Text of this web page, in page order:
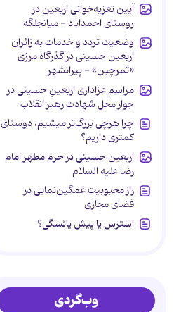
آیین تعزیه‌خوانی اربعین در
روستای احمدآباد - میانجلگه
وضعیت تردد و خدمات به زائران
اربعین حسینی در گذرگاه مرزی
«تمرچین» - پیرانشهر
مراسم عزاداری اربعینِ حسینی در
جوار محل شهادت رهبر انقلاب
چرا هرچی بزرگ‌تر میشیم، دوستای
کمتری داریم؟
اربعین حسینی در حرم مطهر امام
رضا علیه السلام
راز محبوبیت غمگین‌نمایی در
فضای مجازی
استرس یا پیش یائسگی؟
وب‌گردی